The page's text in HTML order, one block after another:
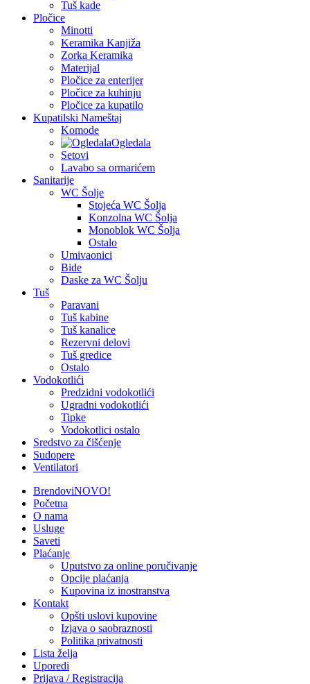
Tuš kade
Pločice
Minotti
Keramika Kanjiža
Zorka Keramika
Materijal
Pločice za enterijer
Pločice za kuhinju
Pločice za kupatilo
Kupatilski Nameštaj
Komode
Ogledala
Setovi
Lavabo sa ormarićem
Sanitarije
WC Šolje
Stojeća WC Šolja
Konzolna WC Šolja
Monoblok WC Šolja
Ostalo
Umivaonici
Bide
Daske za WC Šolju
Tuš
Paravani
Tuš kabine
Tuš kanalice
Rezervni delovi
Tuš gredice
Ostalo
Vodokotlići
Predzidni vodokotlići
Ugradni vodokotlići
Tipke
Vodokotlici ostalo
Sredstvo za čišćenje
Sudopere
Ventilatori
BrendoviNOVO!
Početna
O nama
Usluge
Saveti
Plaćanje
Uputstvo za online poručivanje
Opcije plaćanja
Kupovina iz inostranstva
Kontakt
Opšti uslovi kupovine
Izjava o saobraznosti
Politika privatnosti
Lista želja
Uporedi
Prijava / Registracija